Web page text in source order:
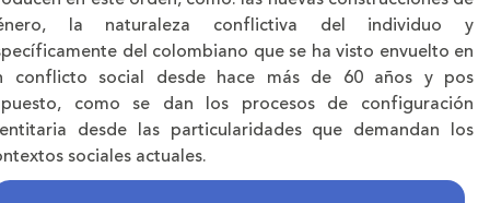
la naturaleza conflictiva del individuo y
del colombiano que se ha visto envuelto en
conflicto social desde hace más de 60 años y pos
como se dan los procesos de configuración
desde las particularidades que demandan los
sociales actuales.